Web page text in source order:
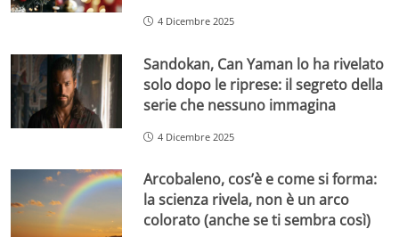
4 Dicembre 2025
Sandokan, Can Yaman lo ha rivelato
solo dopo le riprese: il segreto della
serie che nessuno immagina
4 Dicembre 2025
Arcobaleno, cos’è e come si forma:
la scienza rivela, non è un arco
colorato (anche se ti sembra così)